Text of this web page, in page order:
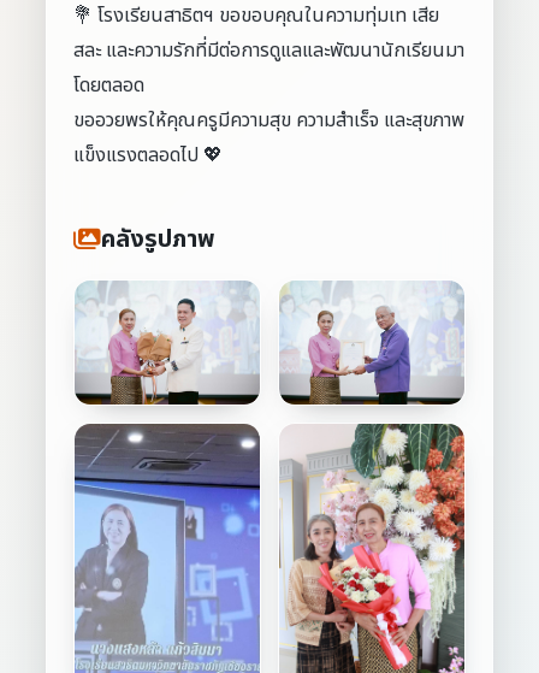
💐 โรงเรียนสาธิตฯ ขอขอบคุณในความทุ่มเท เสีย
สละ และความรักที่มีต่อการดูแลและพัฒนานักเรียนมา
โดยตลอด
ขออวยพรให้คุณครูมีความสุข ความสำเร็จ และสุขภาพ
แข็งแรงตลอดไป 💖
คลังรูปภาพ